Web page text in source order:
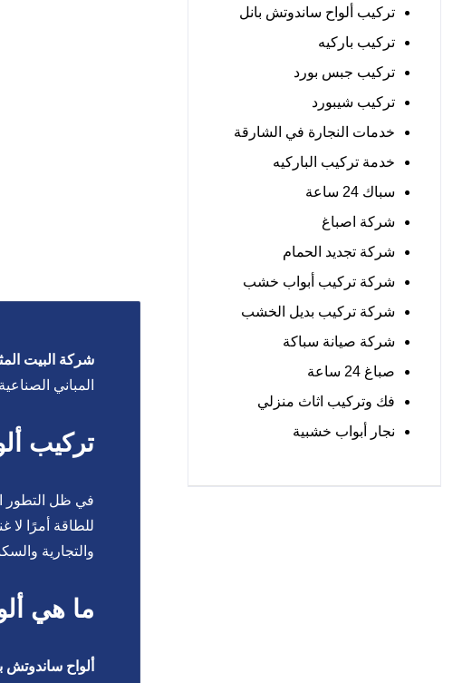
شركة البيت
المباني
تركيب
في ظل التطور
للطاقة أمرًا لا
والتجارية
ما هي
ألواح ساندوتش
تركيب ألواح ساندوتش بانل
تركيب باركيه
تركيب جبس بورد
تركيب شيبورد
خدمات النجارة في الشارقة
خدمة تركيب الباركيه
سباك 24 ساعة
شركة اصباغ
شركة تجديد الحمام
شركة تركيب أبواب خشب
شركة تركيب بديل الخشب
شركة صيانة سباكة
صباغ 24 ساعة
فك وتركيب اثاث منزلي
نجار أبواب خشبية